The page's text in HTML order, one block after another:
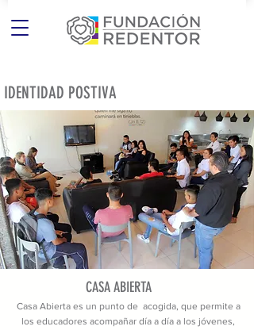
IDENTIDAD POSTIVA
CASA ABIERTA
Casa Abierta es un punto de acogida, que permite a
los educadores acompañar día a día a los jóvenes,